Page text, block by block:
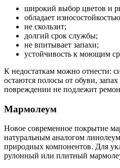
широкий выбор цветов и
обладает
не скользит;
долгий срок службы;
не впитывает запахи;
устойчивость к моющим
К недостаткам можно отнести:
остаются полосы от обуви,
повреждении не подлежит
Мармолеум
Новое современное покрытие
натуральным аналогом
природных компонентов. Для
рулонный или плитный